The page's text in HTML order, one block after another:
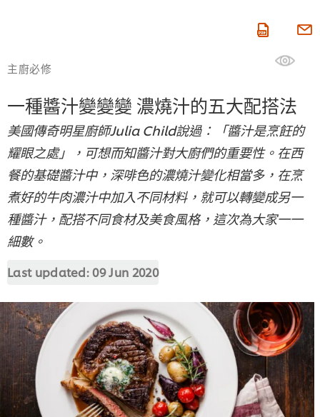
主廚必修
一種醬汁變變變 濃燒汁的五大配搭法
美國傳奇明星廚師Julia Child說過：「醬汁是烹飪的
耀眼之處」，可想而知醬汁對大廚們的重要性。在西
餐的基礎醬汁中，深啡色的濃燒汁變化相當多，在烹
煮好的牛肉濃汁中加入不同材料，就可以轉變成另一
種醬汁，配搭不同食材及美食風格，這次為大家一一
細數。
Last updated:09 Jun 2020